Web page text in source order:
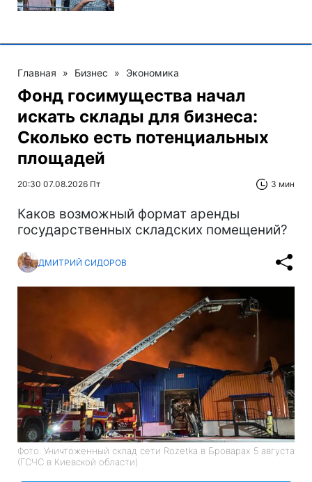
Главная » Бизнес » Экономика
Фонд госимущества начал
искать склады для бизнеса:
Сколько есть потенциальных
площадей
20:30 07.08.2026 Пт 3 мин
Каков возможный формат аренды
государственных складских помещений?
ДМИТРИЙ СИДОРОВ
Фото: Уничтоженный склад сети Rozetka в Броварах 5 августа
(ГСЧС в Киевской области)